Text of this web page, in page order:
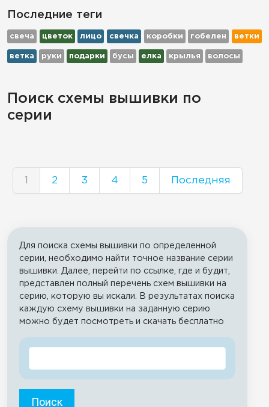
Последние теги
свеча цветок лицо свечка коробки гобелен ветки
ветка руки подарки бусы елка крылья волосы
Поиск схемы вышивки по
серии
1 2 3 4 5 Последняя
Для поиска схемы вышивки по определенной
серии, необходимо найти точное название серии
вышивки. Далее, перейти по ссылке, где и будит,
представлен полный перечень схем вышивки на
серию, которую вы искали. В результатах поиска
каждую схему вышивки на заданную серию
можно будет посмотреть и скачать бесплатно
Поиск